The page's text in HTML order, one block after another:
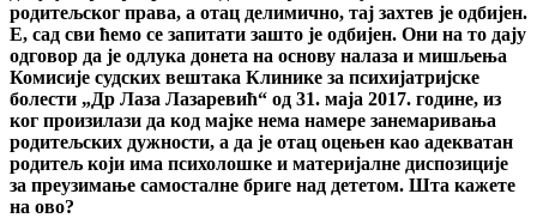
родитељског права, а отац делимично, тај захтев је одбијен.
Е, сад сви ћемо се запитати зашто је одбијен. Они на то дају
одговор да је одлука донета на основу налаза и мишљења
Комисије судских вештака Клинике за психијатријске
болести „Др Лаза Лазаревић“ од 31. маја 2017. године, из
ког произилази да код мајке нема намере занемаривања
родитељских дужности, а да је отац оцењен као адекватан
родитељ који има психолошке и материјалне диспозиције
за преузимање самосталне бриге над дететом. Шта кажете
на ово?